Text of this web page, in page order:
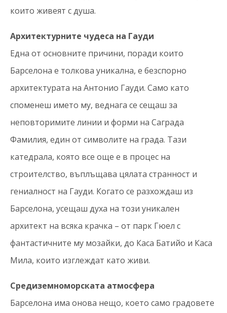
които живеят с душа.
Архитектурните чудеса на Гауди
Една от основните причини, поради които
Барселона е толкова уникална, е безспорно
архитектурата на Антонио Гауди. Само като
споменеш името му, веднага се сещаш за
неповторимите линии и форми на Саграда
Фамилия, един от символите на града. Тази
катедрала, която все още е в процес на
строителство, въплъщава цялата странност и
гениалност на Гауди. Когато се разхождаш из
Барселона, усещаш духа на този уникален
архитект на всяка крачка – от парк Гюел с
фантастичните му мозайки, до Каса Батийо и Каса
Мила, които изглеждат като живи.
Средиземноморската атмосфера
Барселона има онова нещо, което само градовете